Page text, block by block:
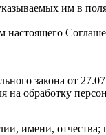
им в
настоящего
закона от
на обработку
имени, отчества;